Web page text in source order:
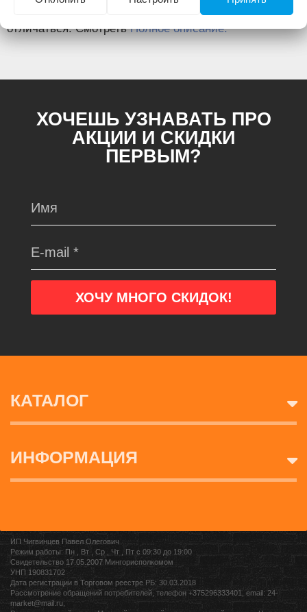
Изображение товара и комплектация могут
отличаться. СмотретьПолное описание:
ХОЧЕШЬ УЗНАВАТЬ ПРО
АКЦИИ И СКИДКИ
ПЕРВЫМ?
КАТАЛОГ
ИНФОРМАЦИЯ
ИП Чигвинцев Павел Олегович
Режим работы: Пн , Вт , Ср , Чт , Пт c 09:30 до 19:00
Свидетельство 17.05.2007 Мингорисполкомом
УНП 190831702
Дата регистрации в Торговом реестре РБ: 30.03.2018
Рассмотрение обращений потребителей, телефон +375296333401, email: 24-
market@mail.ru,